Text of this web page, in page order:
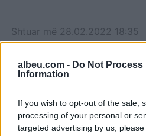
albeu.com - Do Not Process
Information
If you wish to opt-out of the sale,
processing of your personal or
targeted advertising by us,
Shtuar më 28.02.2022 18:35